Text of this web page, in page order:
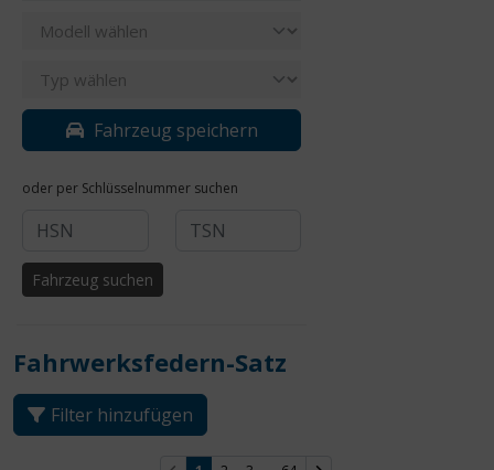
Fahrzeug speichern
oder per Schlüsselnummer suchen
Fahrzeug suchen
Fahrwerksfedern-Satz
Filter hinzufügen